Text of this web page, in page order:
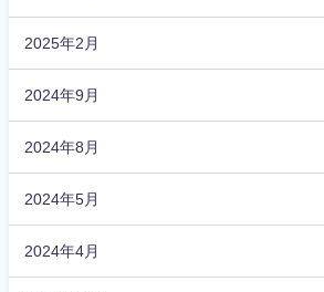
2025年2月
2024年9月
2024年8月
2024年5月
2024年4月